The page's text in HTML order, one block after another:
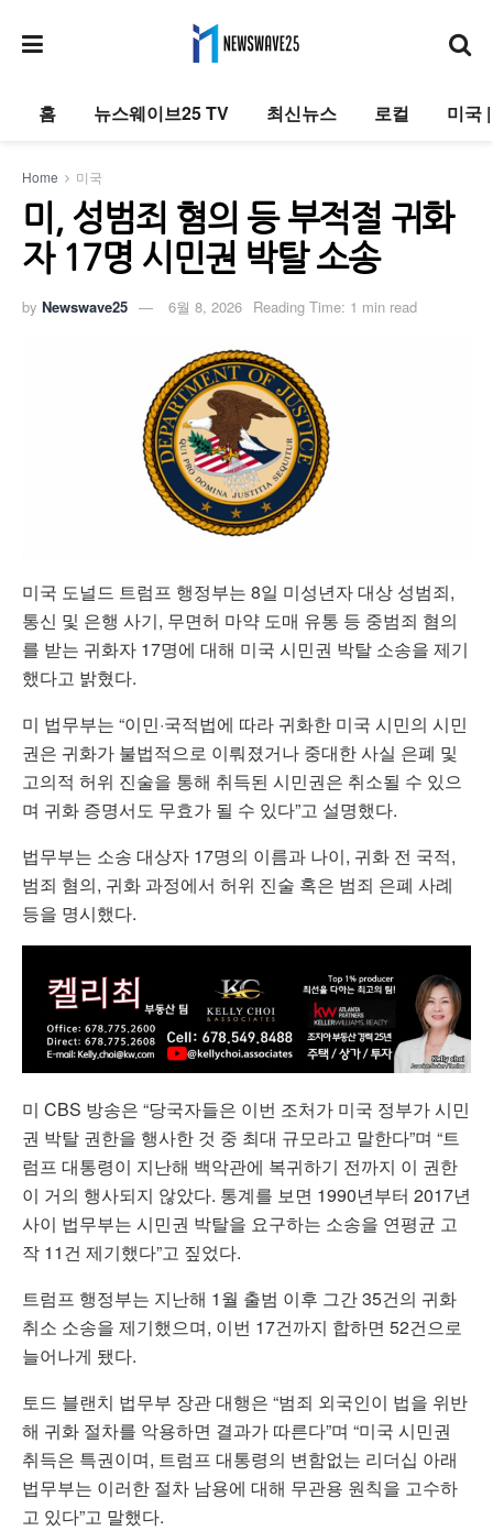
홈 뉴스웨이브25 TV 최신뉴스 로컬 미국
Home 미국
미, 성범죄 혐의 등 부적절 귀화
자 17명 시민권 박탈 소송
by Newswave25 6월 8, 2026 Reading Time: 1 min read
미국 도널드 트럼프 행정부는 8일 미성년자 대상 성범죄,
통신 및 은행 사기, 무면허 마약 도매 유통 등 중범죄 혐의
를 받는 귀화자 17명에 대해 미국 시민권 박탈 소송을 제기
했다고 밝혔다.
미 법무부는 “이민·국적법에 따라 귀화한 미국 시민의 시민
권은 귀화가 불법적으로 이뤄졌거나 중대한 사실 은폐 및
고의적 허위 진술을 통해 취득된 시민권은 취소될 수 있으
며 귀화 증명서도 무효가 될 수 있다”고 설명했다.
법무부는 소송 대상자 17명의 이름과 나이, 귀화 전 국적,
범죄 혐의, 귀화 과정에서 허위 진술 혹은 범죄 은폐 사례
등을 명시했다.
미 CBS 방송은 “당국자들은 이번 조처가 미국 정부가 시민
권 박탈 권한을 행사한 것 중 최대 규모라고 말한다”며 “트
럼프 대통령이 지난해 백악관에 복귀하기 전까지 이 권한
이 거의 행사되지 않았다. 통계를 보면 1990년부터 2017년
사이 법무부는 시민권 박탈을 요구하는 소송을 연평균 고
작 11건 제기했다”고 짚었다.
트럼프 행정부는 지난해 1월 출범 이후 그간 35건의 귀화
취소 소송을 제기했으며, 이번 17건까지 합하면 52건으로
늘어나게 됐다.
토드 블랜치 법무부 장관 대행은 “범죄 외국인이 법을 위반
해 귀화 절차를 악용하면 결과가 따른다”며 “미국 시민권
취득은 특권이며, 트럼프 대통령의 변함없는 리더십 아래
법무부는 이러한 절차 남용에 대해 무관용 원칙을 고수하
고 있다”고 말했다.